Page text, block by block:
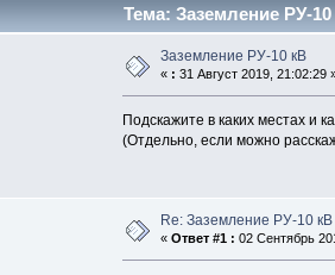
Тема: Заземление РУ-
Заземление РУ-10 кВ
« : 31 Август 2019, 21:02:29
Подскажите в каких местах и
(Отдельно, если можно
Re: Заземление РУ-10 кВ
« Ответ #1 : 02 Сентябрь